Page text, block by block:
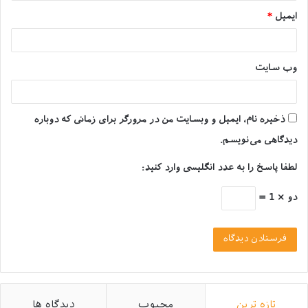
دقیق آنها ضرورت خواهد داشت. الزاماتی مانند:
حضور یک محیط کاملاً بسته و پر از آب برای آکواریوم
پلنت؛ چرا که ماهیت گیاهان آکواریومی ماندن در اعماق
هر گیاهی برای تداوم حیات خود باید عملیات فتوسنتز
را تکمیل کند. پس لازم است تا نور کافی برای گیاهان
کرده باشید.
در سوی دیگر حیات فتوسنتزی، حضور مقدار قابل
توجهی از منابع دی اکسید کربن می‌باشد و کربن حلال
در آب نیز توسط موجودات آبزی مانند ماهی‌ها تامین
خواهد شد. لذا گیاهان آکواریومی برای زنده ماندن نیاز
دمای مناسب را برای رشد آکواریوم پلنت از یاد نبرید.
یک گیاه آکواریومی باید در شرایط زیست بوم طبیعی
ایمیل *
وب‌ سایت
ذخیره نام، ایمیل و وبسایت من در مرورگر برای زمانی که دوباره
دیدگاهی می‌نویسم.
لطفا پاسخ را به عدد انگلیسی وارد کنید:
دو × 1 =